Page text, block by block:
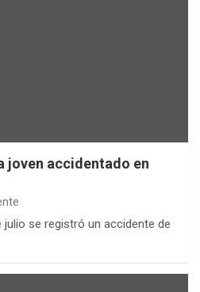
joven accidentado en
julio se registró un accidente de